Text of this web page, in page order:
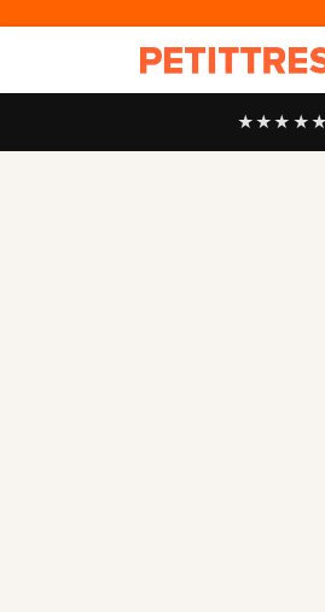
★★★★★